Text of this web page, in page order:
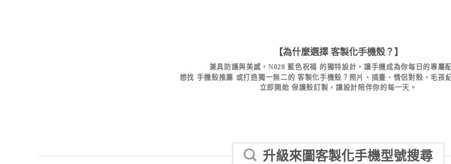
【為什麼選擇 客製化手機殼？】
兼具防護與美感，N028 藍色祝福 的獨特設計，讓手機成為你每日的專屬
想找 手機殼推薦 或打造獨一無二的 客製化手機殼 ？照片、插畫、情侶對殼、毛孩
立即開始 保護殼訂製 ，讓設計陪伴你的每一天。
升級來圖客製化手機型號搜尋